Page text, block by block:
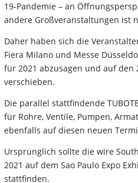
19-Pandemie – an
andere Großveranstaltungen ist
Daher haben sich die
Fiera Milano und Messe
für 2021 abzusagen und auf den
verschieben.
Die parallel stattfindende
für Rohre, Ventile, Pumpen,
ebenfalls auf diesen neuen
Ursprünglich sollte die wire
2021 auf dem Sao Paulo Expo
stattfinden.